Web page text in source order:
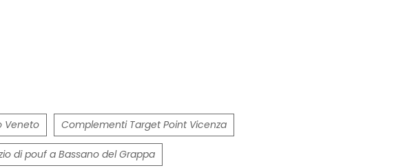
Veneto Complementi Target Point Vicenza
di pouf a Bassano del Grappa